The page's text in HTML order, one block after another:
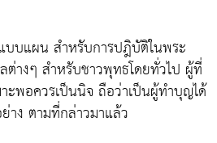
บบแผน สำหรับการปฎิบัติในพระ
างๆ สำหรับชาวพุทธโดยทั่วไป ผู้ที่
พอควรเป็นนิจ ถือว่าเป็นผู้ทำบุญได้
ง ตามที่กล่าวมาแล้ว